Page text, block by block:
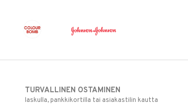
TURVALLINEN OSTAMINEN
laskulla, pankkikortilla tai asiakastilin kautta